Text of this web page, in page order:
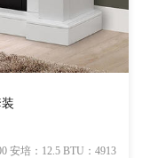
安培：12.5 BTU：4913